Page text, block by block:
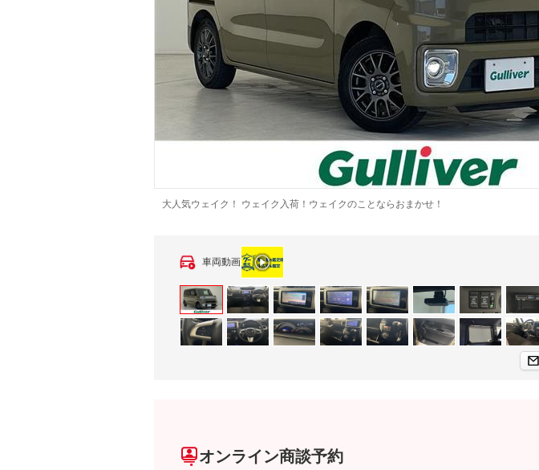
大人気ウェイク！ ウェイク入荷！ウェイクのことならおまかせ！
車両動画
オンライン商談予約